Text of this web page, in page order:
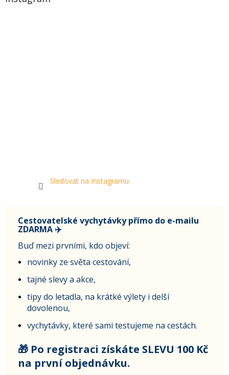
Sledovat na Instagramu
Cestovatelské vychytávky přímo do e-mailu
ZDARMA ✈️
Buď mezi prvními, kdo objeví:
novinky ze světa cestování,
tajné slevy a akce,
tipy do letadla, na krátké výlety i delší
dovolenou,
vychytávky, které sami testujeme na cestách.
🎁 Po registraci získáte SLEVU 100 Kč
na první objednávku.